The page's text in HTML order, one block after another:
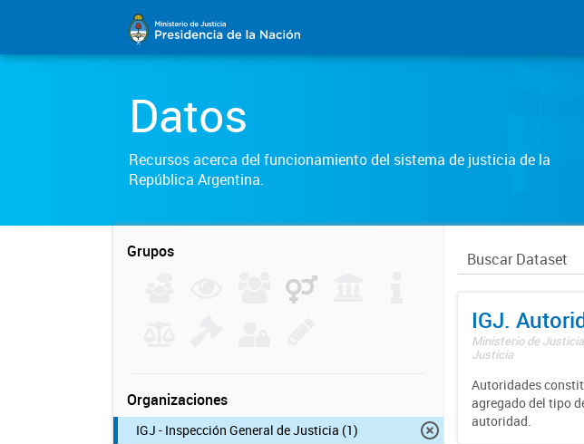
Datos
Recursos acerca del funcionamiento del sistema de justicia de la
República Argentina.
Grupos
Organizaciones
IGJ - Inspección General de Justicia (1)
IGJ.
Ministerio de
Justicia
Autoridades
agregado del tipo
autoridad.